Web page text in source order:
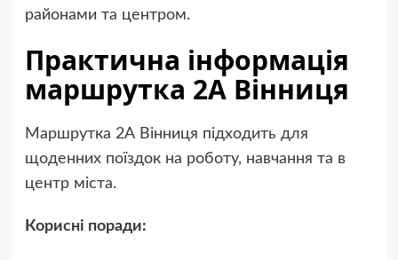
районами та центром.
Практична інформація
маршрутка 2А Вінниця
Маршрутка 2А Вінниця підходить для
щоденних поїздок на роботу, навчання та в
центр міста.
Корисні поради: